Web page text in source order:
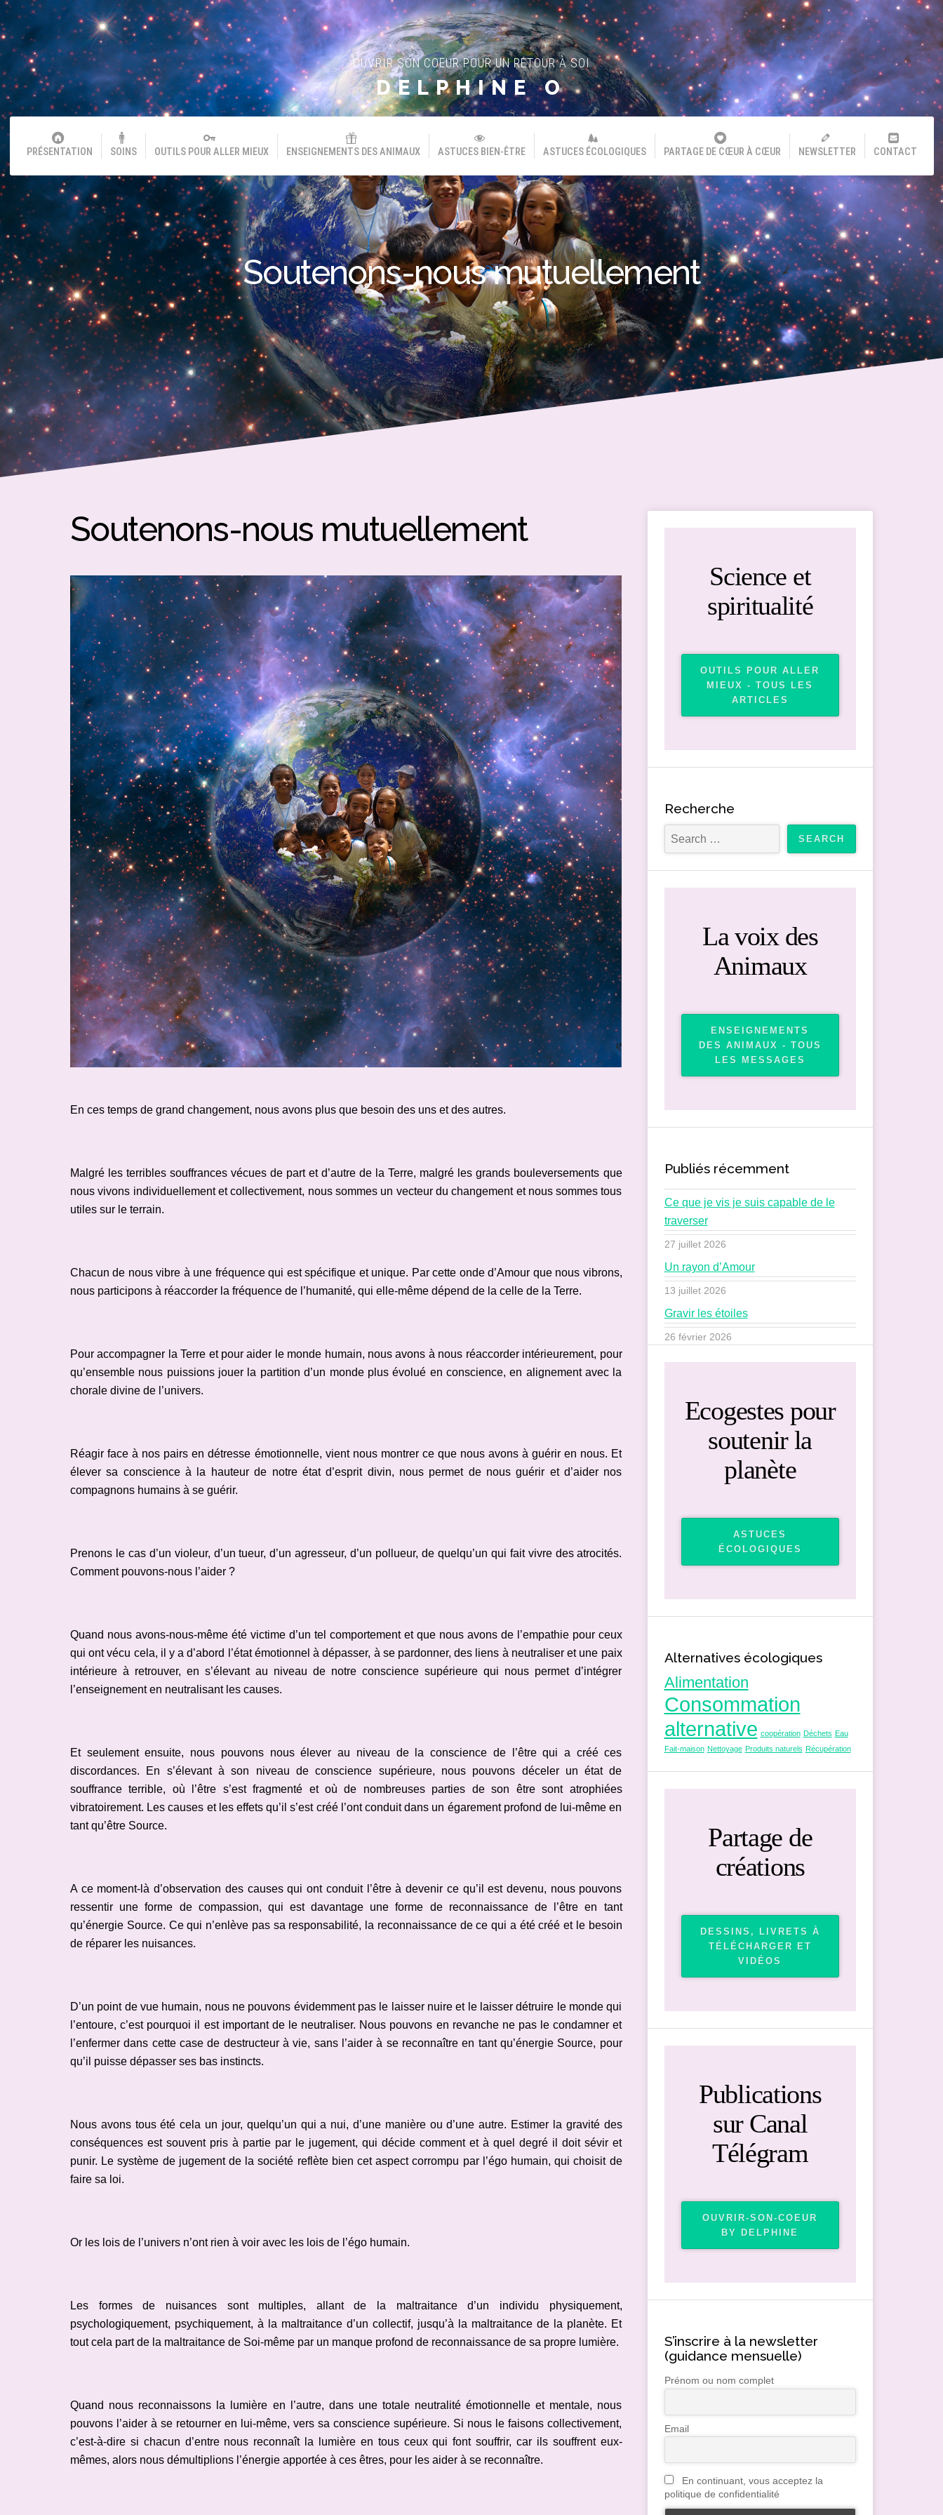
OUVRIR SON COEUR POUR UN RETOUR À SOI
DELPHINE O
PRÉSENTATION SOINS OUTILS POUR ALLER MIEUX ENSEIGNEMENTS DES ANIMAUX ASTUCES BIEN-ÊTRE ASTUCES ÉCOLOGIQUES PARTAGE DE CŒUR À CŒUR NEWSLETTER CONTACT
Soutenons-nous mutuellement
Soutenons-nous mutuellement
En ces temps de grand changement, nous avons plus que besoin des uns et des autres.
Malgré les terribles souffrances vécues de part et d’autre de la Terre, malgré les grands bouleversements que
nous vivons individuellement et collectivement, nous sommes un vecteur du changement et nous sommes tous
utiles sur le terrain.
Chacun de nous vibre à une fréquence qui est spécifique et unique. Par cette onde d’Amour que nous vibrons,
nous participons à réaccorder la fréquence de l’humanité, qui elle-même dépend de la celle de la Terre.
Pour accompagner la Terre et pour aider le monde humain, nous avons à nous réaccorder intérieurement, pour
qu’ensemble nous puissions jouer la partition d’un monde plus évolué en conscience, en alignement avec la
chorale divine de l’univers.
Réagir face à nos pairs en détresse émotionnelle, vient nous montrer ce que nous avons à guérir en nous. Et
élever sa conscience à la hauteur de notre état d’esprit divin, nous permet de nous guérir et d’aider nos
compagnons humains à se guérir.
Prenons le cas d’un violeur, d’un tueur, d’un agresseur, d’un pollueur, de quelqu’un qui fait vivre des atrocités.
Comment pouvons-nous l’aider ?
Quand nous avons-nous-même été victime d’un tel comportement et que nous avons de l’empathie pour ceux
qui ont vécu cela, il y a d’abord l’état émotionnel à dépasser, à se pardonner, des liens à neutraliser et une paix
intérieure à retrouver, en s’élevant au niveau de notre conscience supérieure qui nous permet d’intégrer
l’enseignement en neutralisant les causes.
Et seulement ensuite, nous pouvons nous élever au niveau de la conscience de l’être qui a créé ces
discordances. En s’élevant à son niveau de conscience supérieure, nous pouvons déceler un état de
souffrance terrible, où l’être s’est fragmenté et où de nombreuses parties de son être sont atrophiées
vibratoirement. Les causes et les effets qu’il s’est créé l’ont conduit dans un égarement profond de lui-même en
tant qu’être Source.
A ce moment-là d’observation des causes qui ont conduit l’être à devenir ce qu’il est devenu, nous pouvons
ressentir une forme de compassion, qui est davantage une forme de reconnaissance de l’être en tant
qu’énergie Source. Ce qui n’enlève pas sa responsabilité, la reconnaissance de ce qui a été créé et le besoin
de réparer les nuisances.
D’un point de vue humain, nous ne pouvons évidemment pas le laisser nuire et le laisser détruire le monde qui
l’entoure, c’est pourquoi il est important de le neutraliser. Nous pouvons en revanche ne pas le condamner et
l’enfermer dans cette case de destructeur à vie, sans l’aider à se reconnaître en tant qu’énergie Source, pour
qu’il puisse dépasser ses bas instincts.
Nous avons tous été cela un jour, quelqu’un qui a nui, d’une manière ou d’une autre. Estimer la gravité des
conséquences est souvent pris à partie par le jugement, qui décide comment et à quel degré il doit sévir et
punir. Le système de jugement de la société reflète bien cet aspect corrompu par l’égo humain, qui choisit de
faire sa loi.
Or les lois de l’univers n’ont rien à voir avec les lois de l’égo humain.
Les formes de nuisances sont multiples, allant de la maltraitance d’un individu physiquement,
psychologiquement, psychiquement, à la maltraitance d’un collectif, jusqu’à la maltraitance de la planète. Et
tout cela part de la maltraitance de Soi-même par un manque profond de reconnaissance de sa propre lumière.
Quand nous reconnaissons la lumière en l’autre, dans une totale neutralité émotionnelle et mentale, nous
pouvons l’aider à se retourner en lui-même, vers sa conscience supérieure. Si nous le faisons collectivement,
c’est-à-dire si chacun d’entre nous reconnaît la lumière en tous ceux qui font souffrir, car ils souffrent eux-
mêmes, alors nous démultiplions l’énergie apportée à ces êtres, pour les aider à se reconnaître.
Science et
spiritualité
OUTILS POUR ALLER
MIEUX - TOUS LES
ARTICLES
Recherche
La voix des
Animaux
ENSEIGNEMENTS
DES ANIMAUX - TOUS
LES MESSAGES
Publiés récemment
Ce que je vis je suis capable de le
traverser
27 juillet 2026
Un rayon d’Amour
13 juillet 2026
Gravir les étoiles
26 février 2026
Ecogestes pour
soutenir la
planète
ASTUCES
ÉCOLOGIQUES
Alternatives écologiques
Alimentation
Consommation
alternative coopération Déchets Eau
Fait-maison Nettoyage Produits naturels Récupération
Partage de
créations
DESSINS, LIVRETS À
TÉLÉCHARGER ET
VIDÉOS
Publications
sur Canal
Télégram
OUVRIR-SON-COEUR
BY DELPHINE
S’inscrire à la newsletter
(guidance mensuelle)
Prénom ou nom complet
Email
En continuant, vous acceptez la
politique de confidentialité